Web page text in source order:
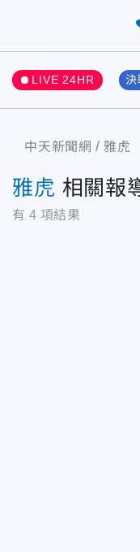
LIVE 24HR
中天新聞網 雅虎
雅虎 相關報
有 4 項結果